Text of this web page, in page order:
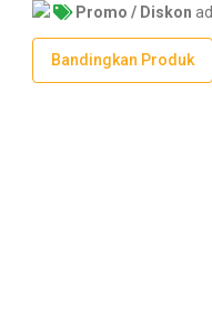
Promo / Diskon
Bandingkan Produk